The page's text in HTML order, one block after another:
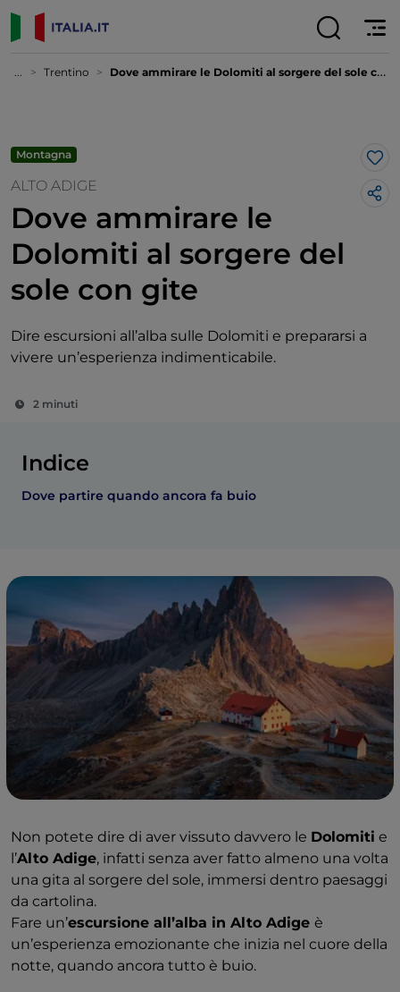
... Trentino Dove ammirare le Dolomiti al sorgere del sole con gite
Montagna
ALTO ADIGE
Dove ammirare le
Dolomiti al sorgere del
sole con gite
Dire escursioni all’alba sulle Dolomiti e prepararsi a
vivere un’esperienza indimenticabile.
2 minuti
Indice
Dove partire quando ancora fa buio
Non potete dire di aver vissuto davvero le Dolomiti e
l’Alto Adige, infatti senza aver fatto almeno una volta
una gita al sorgere del sole, immersi dentro paesaggi
da cartolina.
Fare un’escursione all’alba in Alto Adige è
un’esperienza emozionante che inizia nel cuore della
notte, quando ancora tutto è buio.